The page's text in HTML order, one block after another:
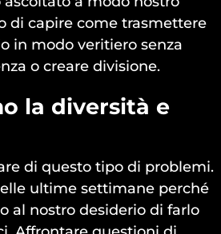
di capire come trasmettere
in modo veritiero senza
o creare divisione.
la diversità e
di questo tipo di problemi.
ultime settimane perché
al nostro desiderio di farlo